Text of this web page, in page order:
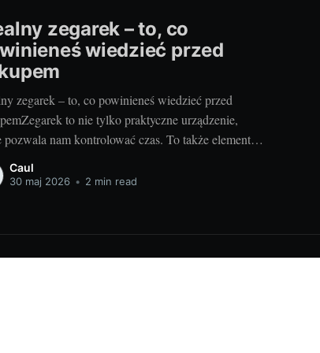
zegarek – to, co
wiedzieć przed
zegarek – to, co powinieneś wiedzieć przed
to nie tylko praktyczne urządzenie,
pozwala nam kontrolować czas. To także element
który może podkreślać naszą osobowość i
klasy. Aby jednak wybrać idealny model, warto
Caul
30 maj 2026 • 2 min read